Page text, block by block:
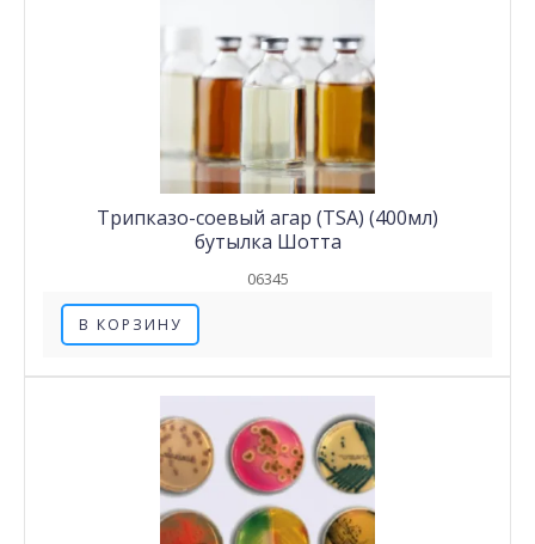
Трипказо-соевый агар (TSA) (400мл)
бутылка Шотта
06345
В КОРЗИНУ